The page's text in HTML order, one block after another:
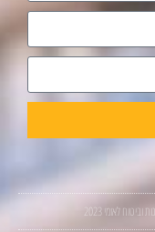
לאומי 2023